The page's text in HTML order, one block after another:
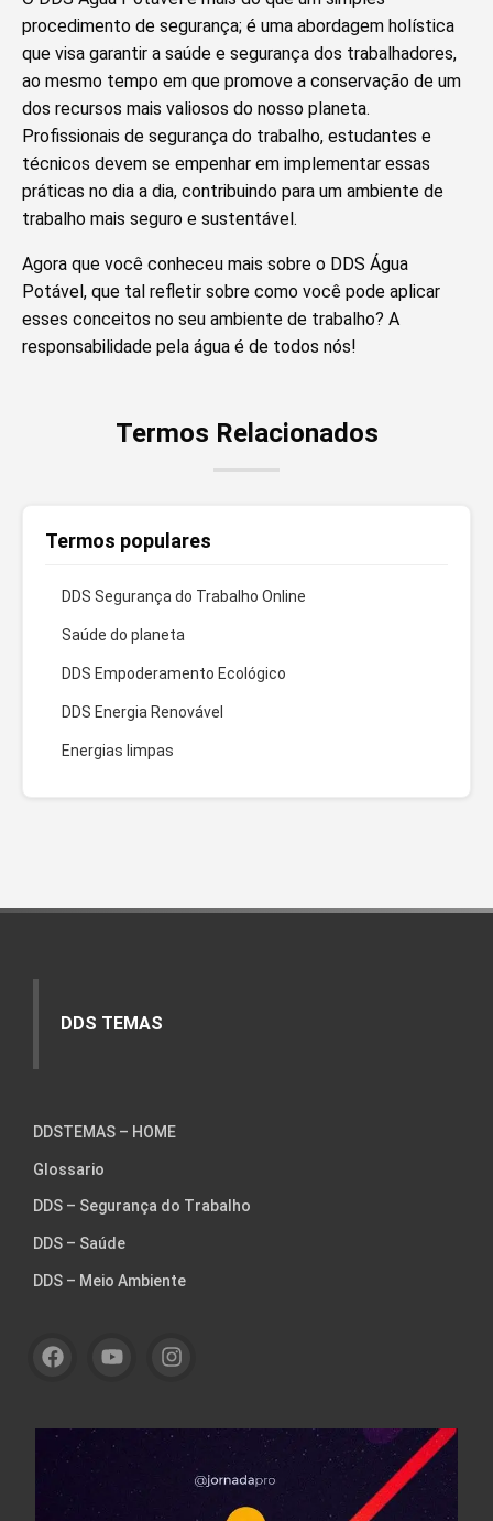
procedimento de segurança; é uma abordagem holística
que visa garantir a saúde e segurança dos trabalhadores,
ao mesmo tempo em que promove a conservação de um
dos recursos mais valiosos do nosso planeta.
Profissionais de segurança do trabalho, estudantes e
técnicos devem se empenhar em implementar essas
práticas no dia a dia, contribuindo para um ambiente de
trabalho mais seguro e sustentável.
Agora que você conheceu mais sobre o DDS Água
Potável, que tal refletir sobre como você pode aplicar
esses conceitos no seu ambiente de trabalho? A
responsabilidade pela água é de todos nós!
Termos Relacionados
Termos populares
DDS Segurança do Trabalho Online
Saúde do planeta
DDS Empoderamento Ecológico
DDS Energia Renovável
Energias limpas
DDS TEMAS
DDSTEMAS – HOME
Glossario
DDS – Segurança do Trabalho
DDS – Saúde
DDS – Meio Ambiente